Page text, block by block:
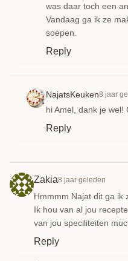
was daar toch een
Vandaag ga ik ze
soepen.
Reply
NajatsKeuken8 jaar
hi Amel, dank je
Reply
Zakia8 jaar geleden
Hmmmm Najat dit ga ik
Ik hou van al jou
van jou speciliteiten
Reply